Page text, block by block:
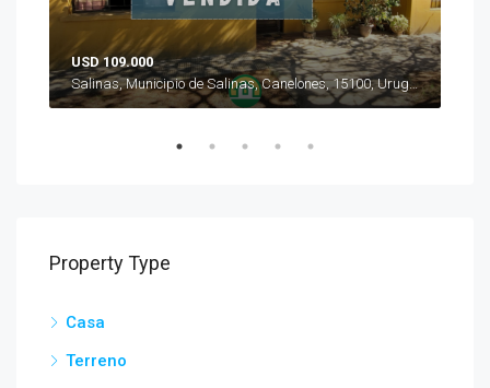
USD 109.000
Salinas, Municipio de Salinas, Canelones, 15100, Uruguay
Property Type
Casa
Terreno